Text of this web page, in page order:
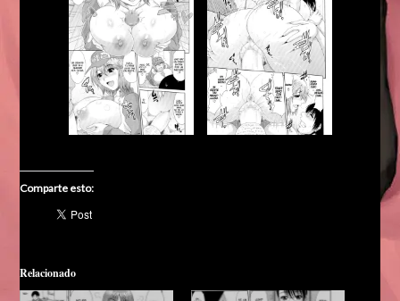
Comparte esto:
Relacionado